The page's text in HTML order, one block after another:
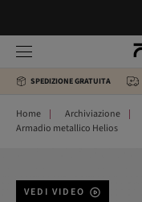
SPEDIZIONE GRATUITA
Home Archiviazione
Armadio metallico Helios
VEDI VIDEO